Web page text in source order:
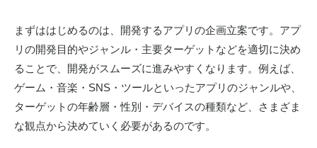
まずははじめるのは、開発するアプリの企画立案です。アプ
リの開発目的やジャンル・主要ターゲットなどを適切に決め
ることで、開発がスムーズに進みやすくなります。例えば、
ゲーム・音楽・SNS・ツールといったアプリのジャンルや、
ターゲットの年齢層・性別・デバイスの種類など、さまざま
な観点から決めていく必要があるのです。